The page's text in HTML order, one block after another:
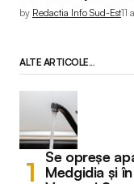
by Redactia Info Sud-Est11
ALTE ARTICOLE...
Se opreșe
Medgidia și